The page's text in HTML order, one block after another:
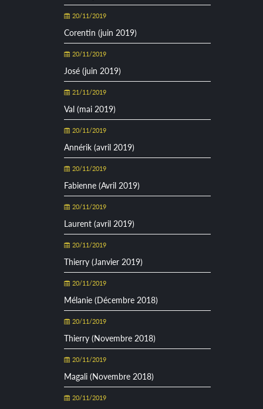
20/11/2019
Corentin (juin 2019)
20/11/2019
José (juin 2019)
21/11/2019
Val (mai 2019)
20/11/2019
Annérik (avril 2019)
20/11/2019
Fabienne (Avril 2019)
20/11/2019
Laurent (avril 2019)
20/11/2019
Thierry (Janvier 2019)
20/11/2019
Mélanie (Décembre 2018)
20/11/2019
Thierry (Novembre 2018)
20/11/2019
Magali (Novembre 2018)
20/11/2019